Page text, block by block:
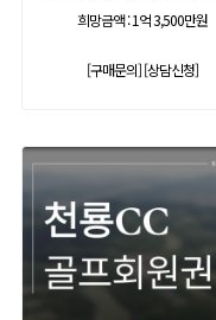
희망금액 :1억 3,500만원
[구매문의][상담신청]